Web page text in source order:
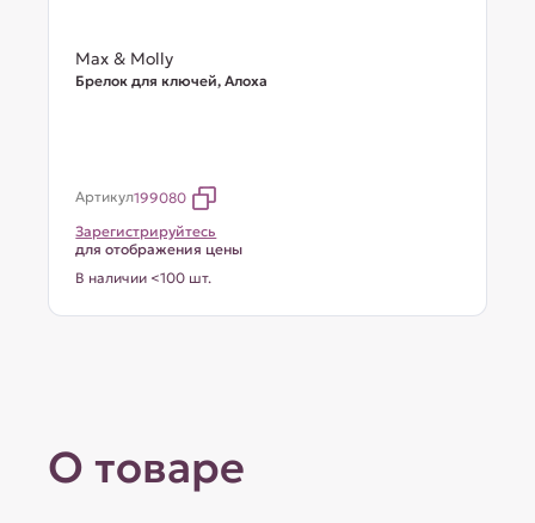
Max & Molly
Брелок для ключей, Алоха
Артикул199080
Зарегистрируйтесь
для отображения цены
В наличии <100 шт.
О товаре